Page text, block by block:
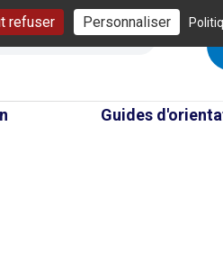
refuser Personnaliser
Guides